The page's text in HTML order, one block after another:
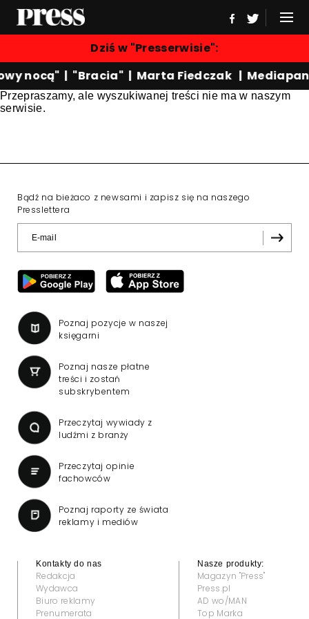
Dziś w "Presserwisie":
nocą" |"Bracia" | Marta Fiedczak |
Przepraszamy, ale wyszukiwanej treści nie ma w naszym
serwisie.
Bądź na bieżaco z newsami i zapisz się na naszego
Presslettera
Poznaj pozycje w naszej
księgarni
Poznaj nasze płatne
treści i zostań
subskrybentem
Przeczytaj wywiady z
ludźmi z branży
Przeczytaj opinie
fachowców
Poznaj raporty ze świata
reklamy i mediów
Kontakty do nas
Redakcja
Wydawca
Biuro reklamy
Prenumerata
Nasze produkty:
Magazyn "Press"
Press.pl
AD wo/MAN
Top Marka